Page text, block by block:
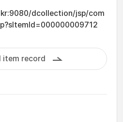
dcollection/jsp/com
item record